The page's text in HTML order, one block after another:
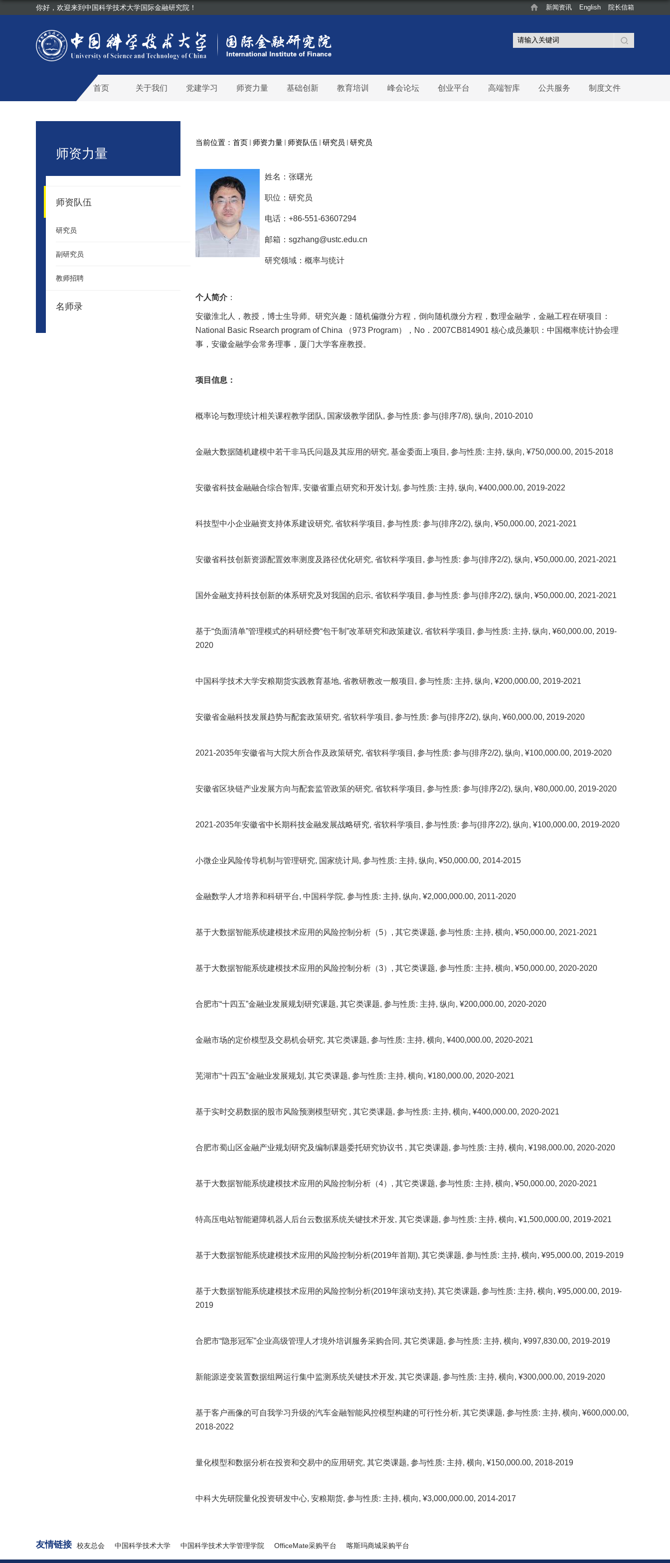
你好，欢迎来到中国科学技术大学国际金融研究院！ 新闻资讯 English 院长信箱
首页 关于我们 党建学习 师资力量 基础创新 教育培训 峰会论坛 创业平台 高端智库 公共服务 制度文件
师资力量
师资队伍
研究员
副研究员
教师招聘
名师录
当前位置： 首页 师资力量 师资队伍 研究员 研究员
姓名：张曙光
职位：研究员
电话： +86-551-63607294
邮箱： sgzhang@ustc.edu.cn
研究领域：概率与统计
个人简介 ：
安徽淮北人，教授，博士生导师。研究兴趣：随机偏微分方程，倒向随机微分方程，数理金融学，金融工程在研项目：
National Basic Rsearch program of China （973 Program），No．2007CB814901 核心成员兼职：中国概率统计协会理
事，安徽金融学会常务理事，厦门大学客座教授。
项目信息：
概率论与数理统计相关课程教学团队, 国家级教学团队, 参与性质: 参与(排序7/8), 纵向, 2010-2010
金融大数据随机建模中若干非马氏问题及其应用的研究, 基金委面上项目, 参与性质: 主持, 纵向, ¥750,000.00, 2015-2018
安徽省科技金融融合综合智库, 安徽省重点研究和开发计划, 参与性质: 主持, 纵向, ¥400,000.00, 2019-2022
科技型中小企业融资支持体系建设研究, 省软科学项目, 参与性质: 参与(排序2/2), 纵向, ¥50,000.00, 2021-2021
安徽省科技创新资源配置效率测度及路径优化研究, 省软科学项目, 参与性质: 参与(排序2/2), 纵向, ¥50,000.00, 2021-2021
国外金融支持科技创新的体系研究及对我国的启示, 省软科学项目, 参与性质: 参与(排序2/2), 纵向, ¥50,000.00, 2021-2021
基于“负面清单”管理模式的科研经费“包干制”改革研究和政策建议, 省软科学项目, 参与性质: 主持, 纵向, ¥60,000.00, 2019-
2020
中国科学技术大学安粮期货实践教育基地, 省教研教改一般项目, 参与性质: 主持, 纵向, ¥200,000.00, 2019-2021
安徽省金融科技发展趋势与配套政策研究, 省软科学项目, 参与性质: 参与(排序2/2), 纵向, ¥60,000.00, 2019-2020
2021-2035年安徽省与大院大所合作及政策研究, 省软科学项目, 参与性质: 参与(排序2/2), 纵向, ¥100,000.00, 2019-2020
安徽省区块链产业发展方向与配套监管政策的研究, 省软科学项目, 参与性质: 参与(排序2/2), 纵向, ¥80,000.00, 2019-2020
2021-2035年安徽省中长期科技金融发展战略研究, 省软科学项目, 参与性质: 参与(排序2/2), 纵向, ¥100,000.00, 2019-2020
小微企业风险传导机制与管理研究, 国家统计局, 参与性质: 主持, 纵向, ¥50,000.00, 2014-2015
金融数学人才培养和科研平台, 中国科学院, 参与性质: 主持, 纵向, ¥2,000,000.00, 2011-2020
基于大数据智能系统建模技术应用的风险控制分析（5）, 其它类课题, 参与性质: 主持, 横向, ¥50,000.00, 2021-2021
基于大数据智能系统建模技术应用的风险控制分析（3）, 其它类课题, 参与性质: 主持, 横向, ¥50,000.00, 2020-2020
合肥市“十四五”金融业发展规划研究课题, 其它类课题, 参与性质: 主持, 纵向, ¥200,000.00, 2020-2020
金融市场的定价模型及交易机会研究, 其它类课题, 参与性质: 主持, 横向, ¥400,000.00, 2020-2021
芜湖市“十四五”金融业发展规划, 其它类课题, 参与性质: 主持, 横向, ¥180,000.00, 2020-2021
基于实时交易数据的股市风险预测模型研究 , 其它类课题, 参与性质: 主持, 横向, ¥400,000.00, 2020-2021
合肥市蜀山区金融产业规划研究及编制课题委托研究协议书 , 其它类课题, 参与性质: 主持, 横向, ¥198,000.00, 2020-2020
基于大数据智能系统建模技术应用的风险控制分析（4）, 其它类课题, 参与性质: 主持, 横向, ¥50,000.00, 2020-2021
特高压电站智能避障机器人后台云数据系统关键技术开发, 其它类课题, 参与性质: 主持, 横向, ¥1,500,000.00, 2019-2021
基于大数据智能系统建模技术应用的风险控制分析(2019年首期), 其它类课题, 参与性质: 主持, 横向, ¥95,000.00, 2019-2019
基于大数据智能系统建模技术应用的风险控制分析(2019年滚动支持), 其它类课题, 参与性质: 主持, 横向, ¥95,000.00, 2019-
2019
合肥市“隐形冠军”企业高级管理人才境外培训服务采购合同, 其它类课题, 参与性质: 主持, 横向, ¥997,830.00, 2019-2019
新能源逆变装置数据组网运行集中监测系统关键技术开发, 其它类课题, 参与性质: 主持, 横向, ¥300,000.00, 2019-2020
基于客户画像的可自我学习升级的汽车金融智能风控模型构建的可行性分析, 其它类课题, 参与性质: 主持, 横向, ¥600,000.00,
2018-2022
量化模型和数据分析在投资和交易中的应用研究, 其它类课题, 参与性质: 主持, 横向, ¥150,000.00, 2018-2019
中科大先研院量化投资研发中心, 安粮期货, 参与性质: 主持, 横向, ¥3,000,000.00, 2014-2017
友情链接 校友总会 中国科学技术大学 中国科学技术大学管理学院 OfficeMate采购平台 喀斯玛商城采购平台